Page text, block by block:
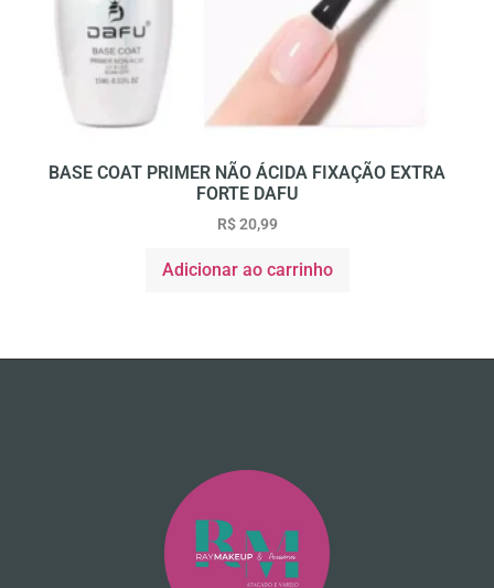
BASE COAT PRIMER NÃO ÁCIDA FIXAÇÃO EXTRA
FORTE DAFU
R$20,99
Adicionar ao carrinho